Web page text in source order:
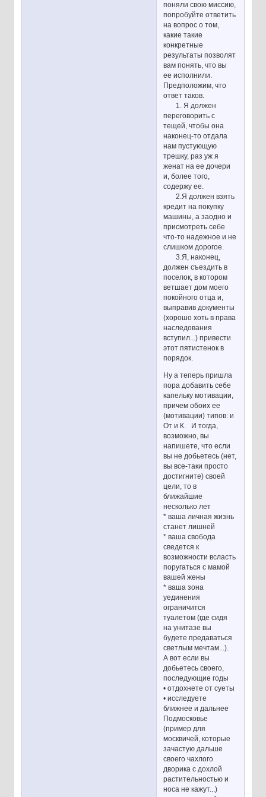
поняли свою миссию,
попробуйте ответить
на вопрос о том,
какие такие
конкретные
результаты позволят
вам понять, что вы
ее исполнили.
Предположим, что
ответ таков.
1. Я должен
переговорить с
тещей, чтобы она
наконец-то отдала
нам пустующую
трешку, раз уж я
женат на ее дочери
и, более того,
содержу ее.
2.Я должен взять
кредит на покупку
машины, а заодно и
присмотреть себе
что-то надежное и не
слишком дорогое.
3.Я, наконец,
должен съездить в
поселок, в котором
ветшает дом моего
покойного отца и,
выправив документы
(хорошо хоть в права
наследования
вступил...) привести
этот пятистенок в
порядок.
Ну а теперь пришла
пора добавить себе
капельку мотивации,
причем обоих ее
(мотивации) типов: и
От и К. И тогда,
возможно, вы
напишете, что если
вы не добьетесь (нет,
вы все-таки просто
достигните) своей
цели, то в
ближайшие
несколько лет
* ваша личная жизнь
станет лишней
* ваша свобода
сведется к
возможности всласть
поругаться с мамой
вашей жены
* ваша зона
уединения
ограничится
туалетом (где сидя
на унитазе вы
будете предаваться
светлым мечтам...).
А вот если вы
добьетесь своего,
последующие годы
• отдохнете от суеты
• исследуете
ближнее и дальнее
Подмосковье
(пример для
москвичей, которые
зачастую дальше
своего чахлого
дворика с дохлой
растительностью и
носа не кажут...)